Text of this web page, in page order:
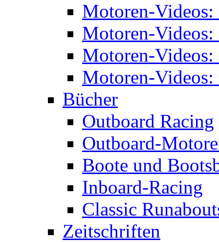
Motoren-
Motoren-
Motoren-Videos:
Motoren-Videos:
Bücher
Outboard Racing
Outboard-
Boote und
Inboard-Racing
Classic
Zeitschriften